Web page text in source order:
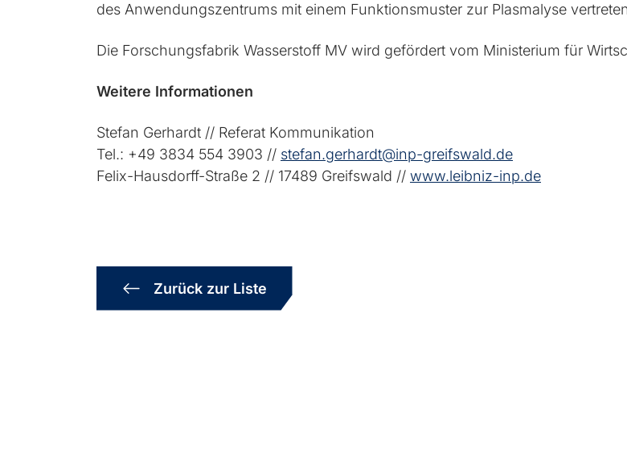
des Anwendungszentrums mit einem Funktionsmuster zur Plasmalyse
Die Forschungsfabrik Wasserstoff MV wird gefördert vom Ministerium für
Weitere Informationen
Stefan Gerhardt // Referat Kommunikation
Tel.: +49 3834 554 3903 // stefan.gerhardt@inp-greifswald.de
Felix-Hausdorff-Straße 2 // 17489 Greifswald // www.leibniz-inp.de
Zurück zur Liste